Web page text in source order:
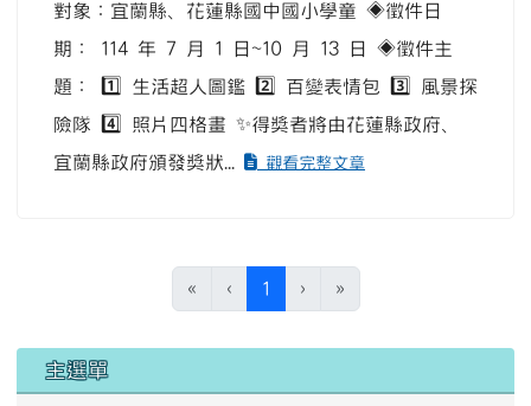
對象：宜蘭縣、花蓮縣國中國小學童 ◈徵件日
期： 114 年 7 月 1 日~10 月 13 日 ◈徵件主
題： 1️⃣ 生活超人圖鑑 2️⃣ 百變表情包 3️⃣ 風景探
險隊 4️⃣ 照片四格畫 ✨得獎者將由花蓮縣政府、
宜蘭縣政府頒發獎狀...
觀看完整文章
« ‹ 1 (目前頁次)
› »
左邊區域內容
主選單